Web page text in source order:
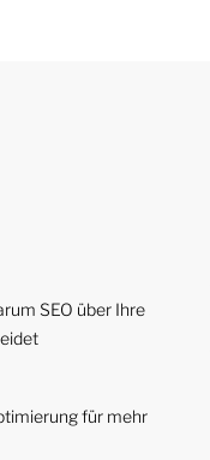
SEO über Ihre
für mehr